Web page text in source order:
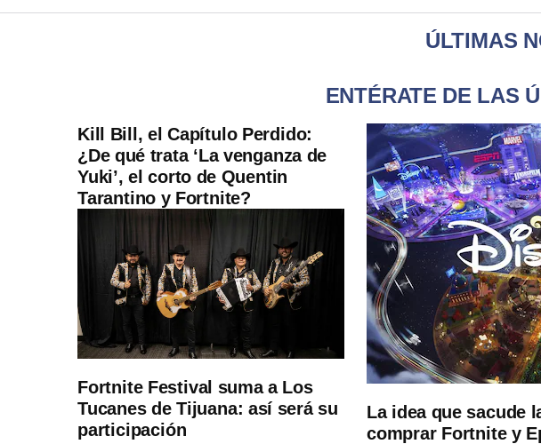
ÚLTIMAS
ENTÉRATE DE LAS
Kill Bill, el Capítulo Perdido:
¿De qué trata ‘La venganza de
Yuki’, el corto de Quentin
Tarantino y Fortnite?
Fortnite Festival suma a Los
Tucanes de Tijuana: así será su
participación
La idea que sacude
comprar Fortnite y